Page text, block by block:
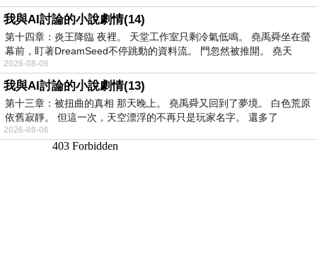
我與AI討論的小說劇情(14)
第十四章：炎王降臨 夜裡。 天堂工作室只剩冷氣低鳴。 堯禹舜坐在螢
幕前，盯著DreamSeed不停跳動的資料流。 門忽然被推開。 堯天
2026-08-06
我與AI討論的小說劇情(13)
第十三章：被扭曲的真相 那天晚上。 堯禹舜又回到了夢境。 白色荒原
依舊寂靜。 但這一次，天空漂浮的不再只是玩家名字。 還多了
2026-08-06